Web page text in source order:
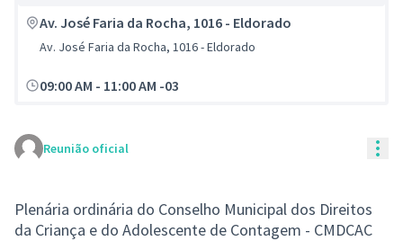
Av. José Faria da Rocha, 1016 - Eldorado
Av. José Faria da Rocha, 1016 - Eldorado
09:00 AM - 11:00 AM -03
Reunião oficial
Plenária ordinária do Conselho Municipal dos Direitos
da Criança e do Adolescente de Contagem - CMDCAC